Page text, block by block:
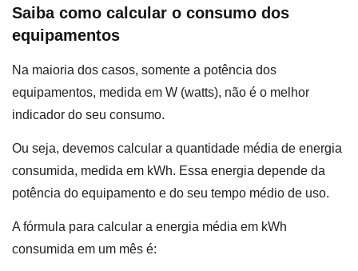
Saiba como calcular o consumo dos
equipamentos
Na maioria dos casos, somente a potência dos
equipamentos, medida em W (watts), não é o melhor
indicador do seu consumo.
Ou seja, devemos calcular a quantidade média de energia
consumida, medida em kWh. Essa energia depende da
potência do equipamento e do seu tempo médio de uso.
A fórmula para calcular a energia média em kWh
consumida em um mês é: